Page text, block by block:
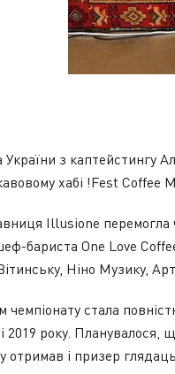
з каптейстингу
хабі !Fest Coffee
Illusione перемогла
бариста One Love
Ніно Музику,
чемпіонату стала
2019 року.
отримав і призер